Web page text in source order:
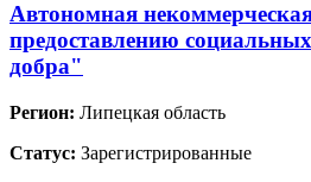
Автономная
предоставлению
добра"
Регион: Липецкая область
Статус: Зарегистрированные